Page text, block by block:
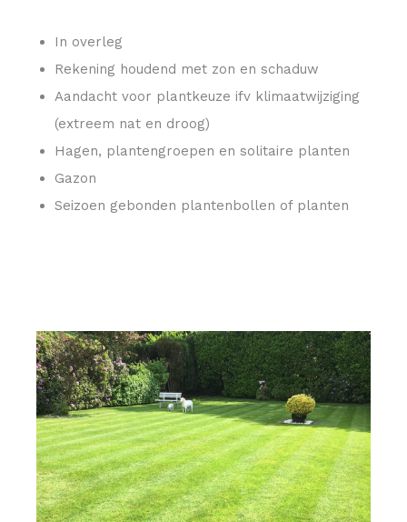
In overleg
Rekening houdend met zon en schaduw
Aandacht voor plantkeuze ifv klimaatwijziging
(extreem nat en droog)
Hagen, plantengroepen en solitaire planten
Gazon
Seizoen gebonden plantenbollen of planten